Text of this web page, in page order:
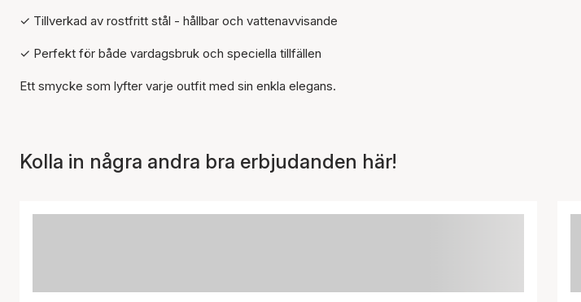
✓ Tillverkad av rostfritt stål - hållbar och vattenavvisande
✓ Perfekt för både vardagsbruk och speciella tillfällen
Ett smycke som lyfter varje outfit med sin enkla elegans.
Kolla in några andra bra erbjudanden här!